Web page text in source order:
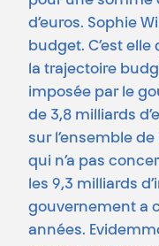
d’euros. Sophie
budget. C’est
la trajectoire
imposée par le
de 3,8 milliards
sur l’ensemble
qui n’a pas
les 9,3 milliards
gouvernement a
années.